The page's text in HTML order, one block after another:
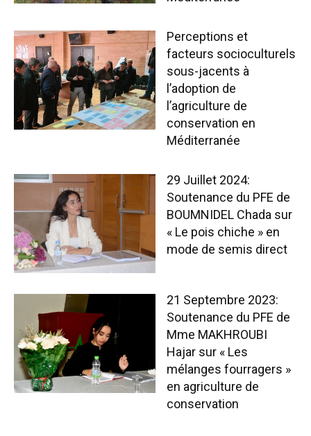
Perceptions et
facteurs socioculturels
sous-jacents à
l’adoption de
l’agriculture de
conservation en
Méditerranée
29 Juillet 2024:
Soutenance du PFE de
BOUMNIDEL Chada sur
« Le pois chiche » en
mode de semis direct
21 Septembre 2023:
Soutenance du PFE de
Mme MAKHROUBI
Hajar sur « Les
mélanges fourragers »
en agriculture de
conservation